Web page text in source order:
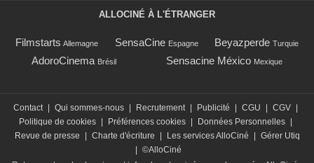
ALLOCINÉ À L'ÉTRANGER
Filmstarts Allemagne SensaCine Espagne Beyazperde Turquie
AdoroCinema Brésil Sensacine México Mexique
Contact | Qui sommes-nous | Recrutement | Publicité | CGU | CGV |
Politique de cookies | Préférences cookies | Données Personnelles |
Revue de presse
| Charte d'écriture | Les services AlloCiné | Gérer Utiq
| ©AlloCiné